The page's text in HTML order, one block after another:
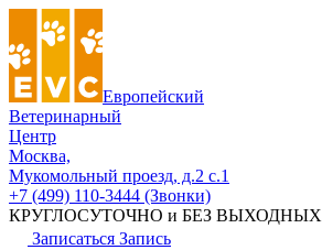
Европейский
Ветеринарный
Центр
Москва,
Мукомольный проезд, д.2 с.1
+7 (499) 110-3444 (Звонки)
КРУГЛОСУТОЧНО и БЕЗ ВЫХОДНЫХ
Записаться Запись